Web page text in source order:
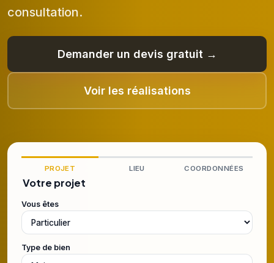
consultation.
Demander un devis gratuit →
Voir les réalisations
PROJET LIEU COORDONNÉES
Votre projet
Vous êtes
Type de bien